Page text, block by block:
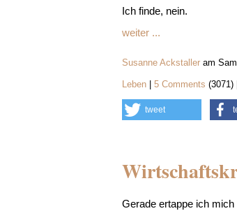
Ich finde, nein.
weiter ...
Susanne Ackstalleram
Leben 5 Comments (3071) |
tweet
Gerade ertappe ich